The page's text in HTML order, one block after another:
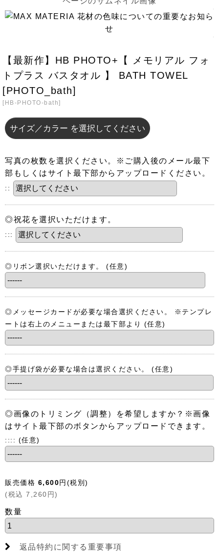
【最新作】HB PHOTO+【 メモリアル フォ
トプラス バスタオル 】 BATH TOWEL
[PHOTO_bath]
[ HB-PHOTO-bath]
サイズ／カラー を選択してください
写真の枚数を選択ください。※ご購入後のメール最下
部もしくはサイト最下部からアップロードください。
::
◎祝花を選択いただけます。
:::
◎リボン選択いただけます。 (任意)
◎メッセージカードが必要な場合選択ください。 ※テンプレ
ートは右上のメニューまたは最下部より (任意)
◎手提げ袋が必要な場合は選択ください。 (任意)
◎画像のトリミング（調整）を希望しますか？※画像
はサイト最下部のボタンからアップロードできます。
:::: (任意)
販売価格 6,600円 (税別)
(税込 7,260 円)
数量
返品特約に関する重要事項